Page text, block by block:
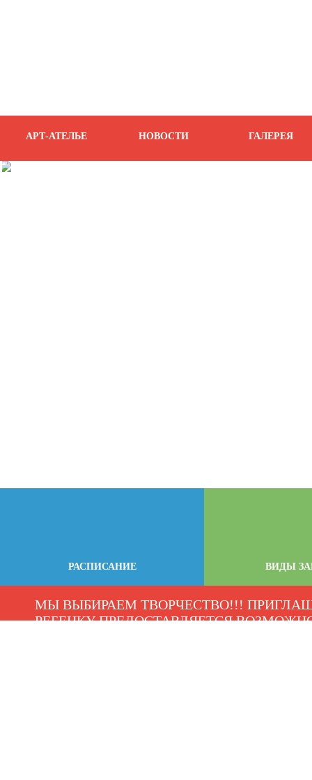
АРТ-АТЕЛЬЕ НОВОСТИ ГАЛЕРЕЯ
РАСПИСАНИЕ ВИДЫ
МЫ ВЫБИРАЕМ ТВОРЧЕСТВО!!!
РЕБЕНКУ ПРЕДОСТАВЛЯЕТСЯ